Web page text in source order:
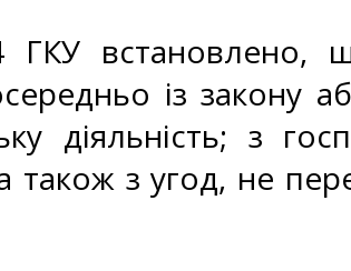
ГКУ встановлено,
із закону
діяльність; з
також з угод, не